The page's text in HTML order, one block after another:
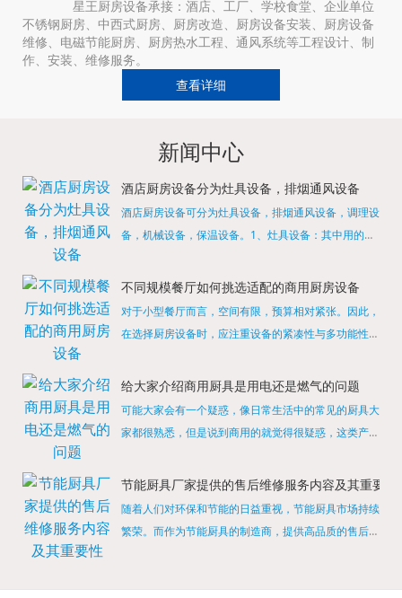
星王厨房设备承接：酒店、工厂、学校食堂、企业单位
不锈钢厨房、中西式厨房、厨房改造、厨房设备安装、厨房设备
维修、电磁节能厨房、厨房热水工程、通风系统等工程设计、制
作、安装、维修服务。
查看详细
新闻中心
酒店厨房设备分为灶具设备，排烟通风设备
酒店厨房设备可分为灶具设备，排烟通风设备，调理设
备，机械设备，保温设备。1、灶具设备：其中用的较
缺少的，经过相关检测证明的合格设备才能进行使用，
不同规模餐厅如何挑选适配的商用厨房设备
对于小型餐厅而言，空间有限，预算相对紧张。因此，
在选择厨房设备时，应注重设备的紧凑性与多功能性。
烹饪设备，既能节省空间，又能满足多样化的烹饪需
给大家介绍商用厨具是用电还是燃气的问题
可能大家会有一个疑惑，像日常生活中的常见的厨具大
家都很熟悉，但是说到商用的就觉得很疑惑，这类产品
店用的就是商用的吗?还真别说，真被大家猜对了，这
节能厨具厂家提供的售后维修服务内容及其重要性
随着人们对环保和节能的日益重视，节能厨具市场持续
繁荣。而作为节能厨具的制造商，提供高品质的售后维